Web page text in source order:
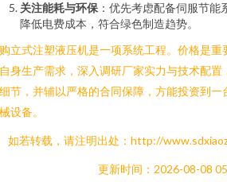
关注能耗与环保 ：优先考虑配备伺服节
降低电费成本，符合绿色制造趋势。
立式注塑液压机是一项系统工程。价格是
身生产需求，深入调研厂家实力与技术配
节，并辅以严格的合同保障，方能投资到
设备。
如若转载，请注明出处：http://
更新时间：2026-08-08